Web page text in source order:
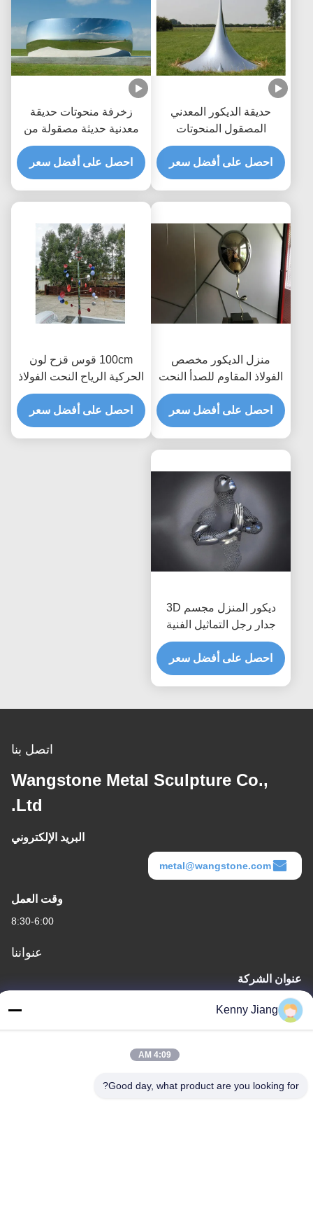
حديقة الديكور المعدني
المصقول المنحوتات
المعدنية الكبيرة في الهواء
الطلق قطرة النحت
احصل على أفضل سعر
زخرفة منحوتات حديقة
معدنية حديثة مصقولة من
الفولاذ المقاوم للصدأ
احصل على أفضل سعر
منزل الديكور مخصص
الفولاذ المقاوم للصدأ النحت
مرآة مصقولة بالون
احصل على أفضل سعر
100cm قوس قزح لون
الحركية الرياح النحت الفولاذ
المقاوم للصدأ رسمت
الانتهاء
احصل على أفضل سعر
ديكور المنزل مجسم 3D
جدار رجل التماثيل الفنية
الفولاذ المقاوم للصدأ مات
إنهاء
احصل على أفضل سعر
اتصل بنا
Wangstone Metal Sculpture Co.,
Ltd.
البريد الإلكتروني
metal@wangstone.com
وقت العمل
8:30-6:00
عنواننا
عنوان الشركة
شيامين، الصين
رقم 72، طريق يونغجون، قرية ووفينغ، مدينة تشونغوو، كوانتشو، فوجيان،
Kenny Jiang
4:09 AM
Good day, what product are you looking for?